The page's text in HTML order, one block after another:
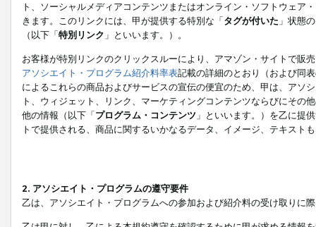
ト、ソーシャルメディアコンテンツまたはオンライン・ソフトウェア
きます。このリンクには、甲が提供する特別な「タグが付いた 」状態
（以下「特別リンク 」といいます。）。
お客様が特別リンクのクリックスルーにより、アマゾン・サイトで販
アソシエイト・プログラム紹介料率表記載の詳細のとおり（および同
によるこれらの商品およびサービスの宣伝の便宜のため、甲は、アソ
ト、ウィジェット、リンク、マーケティングコンテンツならびにその
他の情報（以下「プログラム・コンテンツ 」といいます。）を乙に提
トで提供される、商品に関するいかなるデータ、イメージ、テキス
2. アソシエイト・プログラムの遵守要件
乙は、アソシエイト・プログラムへの参加および紹介料の受け取りに